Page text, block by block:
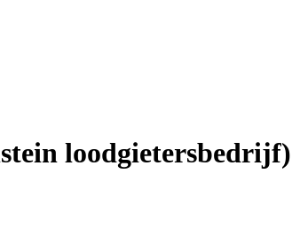
loodgietersbedrijf)